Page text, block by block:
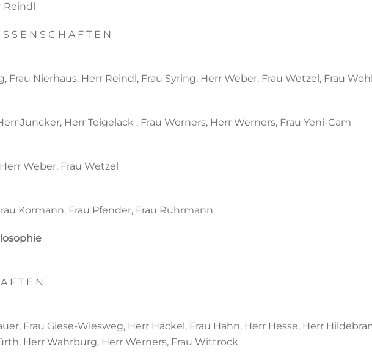
Reindl
S E N S C H A F T E N
Frau Nierhaus, Herr Reindl, Frau Syring, Herr Weber, Frau Wetzel, Frau
Juncker, Herr Teigelack , Frau Werners, Herr Werners, Frau Yeni-Cam
Weber, Frau Wetzel
Kormann, Frau Pfender, Frau Ruhrmann
F T E N
, Frau Giese-Wiesweg, Herr Häckel, Frau Hahn, Herr Hesse, Herr
Herr Wahrburg, Herr Werners, Frau Wittrock